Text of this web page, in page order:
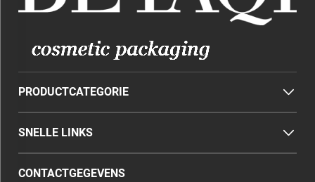
PRODUCTCATEGORIE
SNELLE LINKS
CONTACTGEGEVENS